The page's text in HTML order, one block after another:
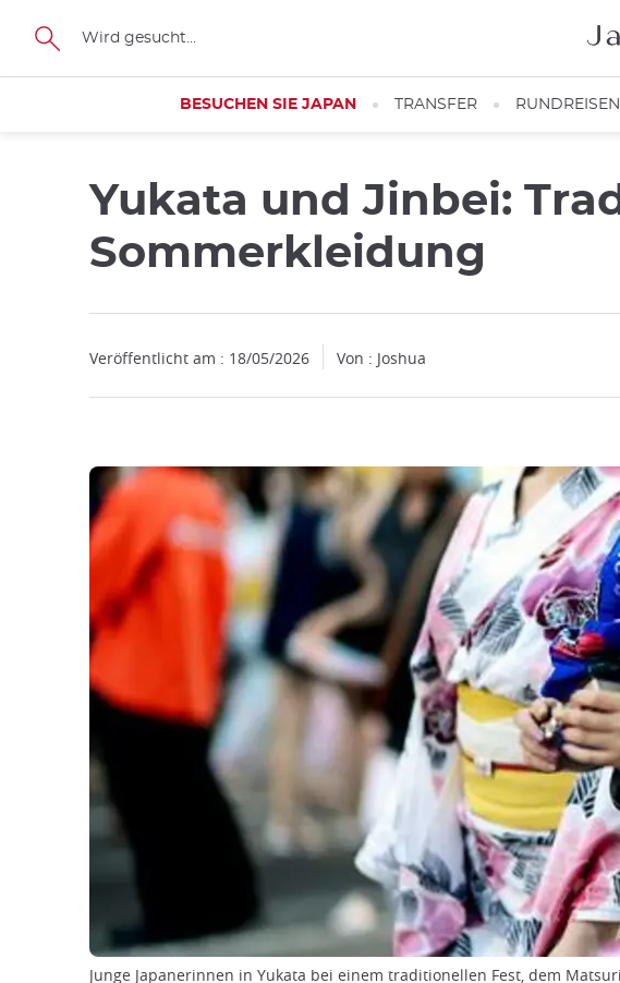
Größe
BESUCHEN SIE JAPAN TRANSFER RUNDREISEN
Yukata und Jinbei:
Sommerkleidung
Veröffentlicht am : 18/05/2026 Von : Joshua
Junge Japanerinnen in Yukata bei einem traditionellen Fest, dem Matsuri